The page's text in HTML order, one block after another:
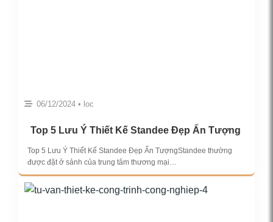
06/12/2024 • loc
Top 5 Lưu Ý Thiết Kế Standee Đẹp Ấn Tượng
Top 5 Lưu Ý Thiết Kế Standee Đẹp Ấn TượngStandee thường
được đặt ở sảnh của trung tâm thương mại…